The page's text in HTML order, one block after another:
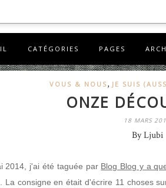
CATÉGORIES PAGES
VOUS & NOUS,JE SUIS
ONZE
18 MARS
By Ljubi
2014, j'ai été taguée par Blog Blog y a
La consigne en était d'écrire 11 choses